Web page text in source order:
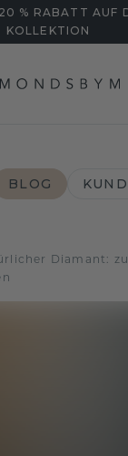
% RABATT AUF
KOLLEKTION
BLOG
Diamant: